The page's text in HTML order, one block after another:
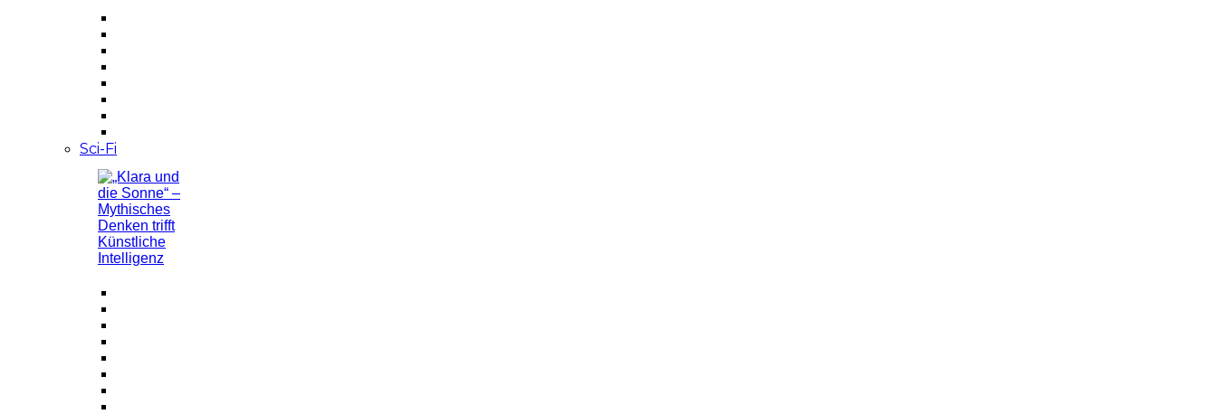
Sci-Fi